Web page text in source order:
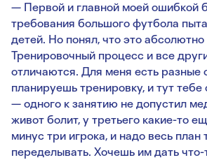
— Первой и главной моей ошибкой
требования большого футбола
детей. Но понял, что это
Тренировочный процесс и все
отличаются. Для меня есть разные
планируешь тренировку, и тут
— одного к занятию не допустил
живот болит, у третьего какие-то
минус три игрока, и надо весь план
переделывать. Хочешь им дать что-